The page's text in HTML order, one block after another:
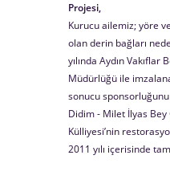
Projesi,
Kurucu ailemiz; yöre
olan derin bağları
yılında Aydın Vakıflar
Müdürlüğü ile
sonucu
Didim - Milet İlyas Bey
Külliyesi’nin
2011 yılı içerisinde